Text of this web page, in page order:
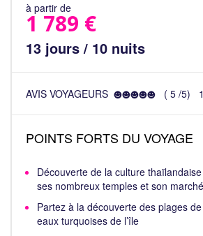
à partir de
1 789 €
13 jours / 10 nuits
AVIS VOYAGEURS ( 5 /5)
POINTS FORTS DU VOYAGE
Découverte de la culture
ses nombreux temples et son
Partez à la découverte des plages
eaux turquoises de l’île